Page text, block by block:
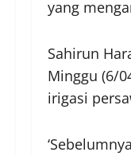
yang
Sahirun
Minggu (6/
irigasi